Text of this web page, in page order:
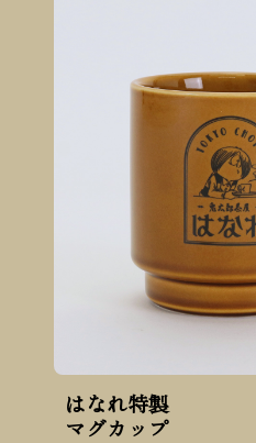
はなれ特製
マグカップ